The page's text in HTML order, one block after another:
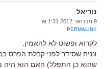
נוריאל
9 פברואר 2012 at 1:31
PERMALINK
לקרוא ופשוט לא להאמין.
ונניח שסידר לפני קבלת הפרס
שהוא כן התפלל) האם הוא היה